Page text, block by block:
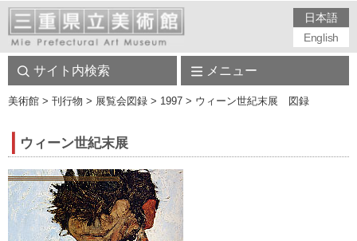
日本語
English
サイト内検索 メニュー
美術館 > 刊行物 > 展覧会図録 > 1997 > ウィーン世紀末展 図録
ウィーン世紀末展